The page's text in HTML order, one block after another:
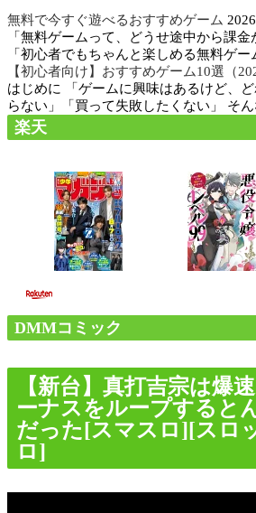
無料で今すぐ遊べるおすすめゲーム
「無料ゲームって、どうせ途中から課金
「初心者でもちゃんと楽しめる無料ゲ
【初心者向け】おすすめゲーム10選（
はじめに 「ゲームに興味はあるけど、
らない」「買って失敗したくない」 そ
楽天
DMMコミック
【新台】真打吉宗は爆
ーナスをループすると
だった[スマスロ][スロ
ロ]